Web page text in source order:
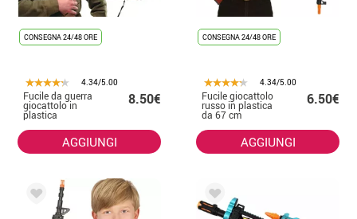
CONSEGNA 24/48 ORE
4.34/5.00
Fucile da guerra
giocattolo in
plastica
8.50€
AGGIUNGI
CONSEGNA 24/48 ORE
4.34/5.00
Fucile giocattolo
russo in plastica
da 67 cm
6.50€
AGGIUNGI